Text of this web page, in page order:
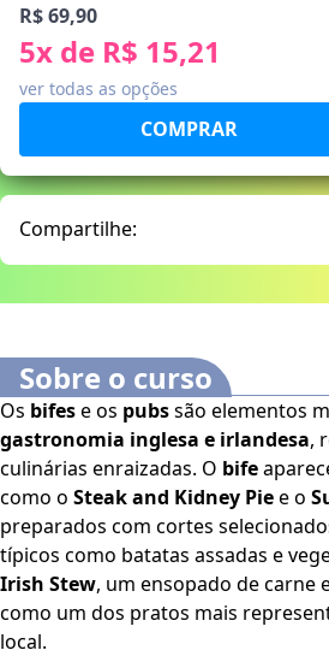
R$ 69,90
5x de R$ 15,21
ver todas as opções
Compartilhe:
Sobre o curso
Os bifese os pubssão elementos
gastronomia inglesa e irlandesa,
culinárias enraizadas. O bife
como o Steak and Kidney Piee o
preparados com cortes
típicos como batatas assadas e
Irish Stew, um ensopado de carne
como um dos pratos mais
local.